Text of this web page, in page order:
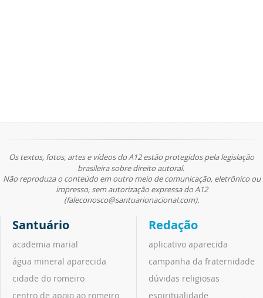
Os textos, fotos, artes e vídeos do A12 estão protegidos pela legislação
brasileira sobre direito autoral.
Não reproduza o conteúdo em outro meio de comunicação, eletrônico ou
impresso, sem autorização expressa do A12
(faleconosco@santuarionacional.com).
Santuário
academia marial
água mineral aparecida
cidade do romeiro
centro de apoio ao romeiro
Redação
aplicativo aparecida
campanha da fraternidade
dúvidas religiosas
espiritualidade